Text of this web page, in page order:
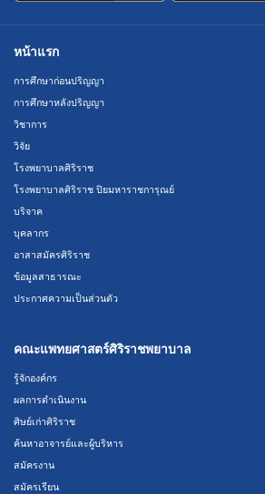
หน้าแรก
การศึกษาก่อนปริญญา
การศึกษาหลังปริญญา
วิชาการ
วิจัย
โรงพยาบาลศิริราช
โรงพยาบาลศิริราช ปิยมหาราชการุณย์
บริจาค
บุคลากร
อาสาสมัครศิริราช
ข้อมูลสาธารณะ
ประกาศความเป็นส่วนตัว
คณะแพทยศาสตร์ศิริราชพยาบาล
รู้จักองค์กร
ผลการดำเนินงาน
ศิษย์เก่าศิริราช
ค้นหาอาจารย์และผู้บริหาร
สมัครงาน
สมัครเรียน